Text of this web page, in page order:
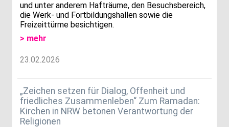
und unter anderem Hafträume, den Besuchsbereich,
die Werk- und Fortbildungshallen sowie die
Freizeittürme besichtigen.
> mehr
23.02.2026
„Zeichen setzen für Dialog, Offenheit und
friedliches Zusammenleben“ Zum Ramadan:
Kirchen in NRW betonen Verantwortung der
Religionen